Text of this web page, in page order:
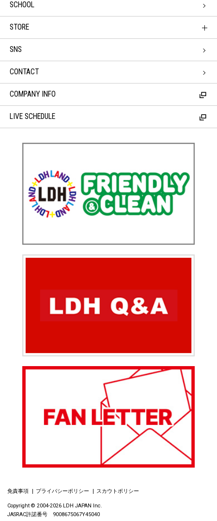
SCHOOL
STORE
SNS
CONTACT
COMPANY INFO
LIVE SCHEDULE
免責事項 プライバシーポリシー スカウトポリシー
Copyright © 2004-2026 LDH JAPAN Inc.
JASRAC許諾番号 9008675067Y45040